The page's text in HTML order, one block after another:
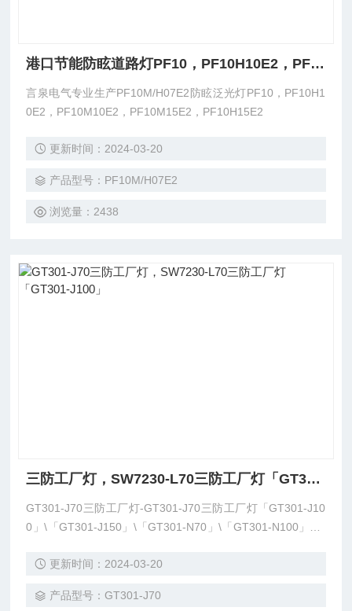
港口节能防眩道路灯PF10，PF10H10E2，PF10M10E2，PF10M15E2，PF10H1
言泉电气专业生产PF10M/H07E2防眩泛光灯PF10，PF10H1
0E2，PF10M10E2，PF10M15E2，PF10H15E2
更新时间：2024-03-20
产品型号：PF10M/H07E2
浏览量：2438
三防工厂灯，SW7230-L70三防工厂灯「GT301-J100」
GT301-J70三防工厂灯-GT301-J70三防工厂灯「GT301-J10
0」\「GT301-J150」\「GT301-N70」\「GT301-N100」GT
通路灯更新时间：2024-03-20
产品型号：GT301-J70